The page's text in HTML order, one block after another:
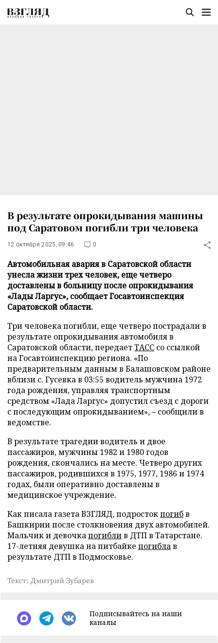
В результате опрокидывания машины
под Саратовом погибли три человека
12 октября 2025, 09:46 0
Автомобильная авария в Саратовской области
унесла жизни трех человек, еще четверо
доставлены в больницу после опрокидывания
«Лады Ларгус», сообщает Госавтоинспекция
Саратовской области.
Три человека погибли, еще четверо пострадали в
результате опрокидывания автомобиля в
Саратовской области, передаетТАСС со ссылкой
на Госавтоинспекцию региона. «По
предварительным данным в Балашовском районе
вблизи с. Гусевка в 03:55 водитель мужчина 1972
года рождения, управляя транспортным
средством «Лада Ларгус» допустил съезд с дороги
с последующим опрокидыванием», – сообщили в
ведомстве.
В результате трагедии водитель и двое
пассажиров, мужчины 1982 и 1980 годов
рождения, скончались на месте. Четверо других
пассажиров, родившихся в 1975, 1977, 1986 и 1974
годах, были оперативно доставлены в
медицинское учреждение.
Как писала газета ВЗГЛЯД, подростокпогибв
Башкирии после столкновения двух автомобилей.
Мальчик и девочкапогиблив ДТП в Татарстане.
17-летняя девушка на питбайке погиблав
результате ДТП в Подмосковье.
Текст: Дмитрий Зубарев
Подписывайтесь на наши
каналы